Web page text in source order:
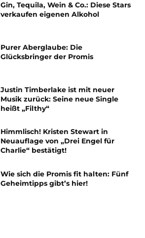
Gin, Tequila, Wein & Co.: Diese Stars
verkaufen eigenen Alkohol
Purer Aberglaube: Die
Glücksbringer der Promis
Justin Timberlake ist mit neuer
Musik zurück: Seine neue Single
heißt „Filthy“
Himmlisch! Kristen Stewart in
Neuauflage von „Drei Engel für
Charlie“ bestätigt!
Wie sich die Promis fit halten: Fünf
Geheimtipps gibt’s hier!